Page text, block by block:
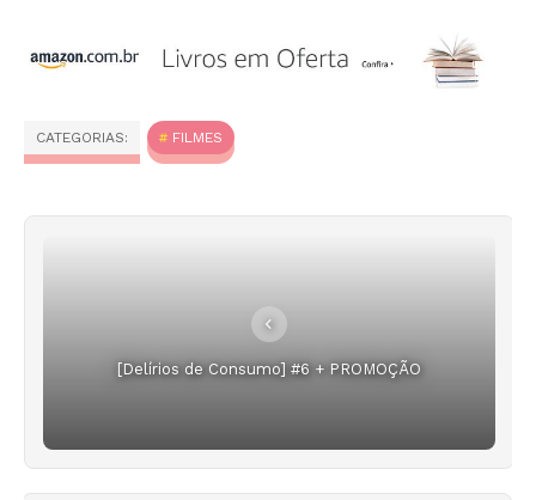
CATEGORIAS: FILMES
[Delírios de Consumo] #6 + PROMOÇÃO